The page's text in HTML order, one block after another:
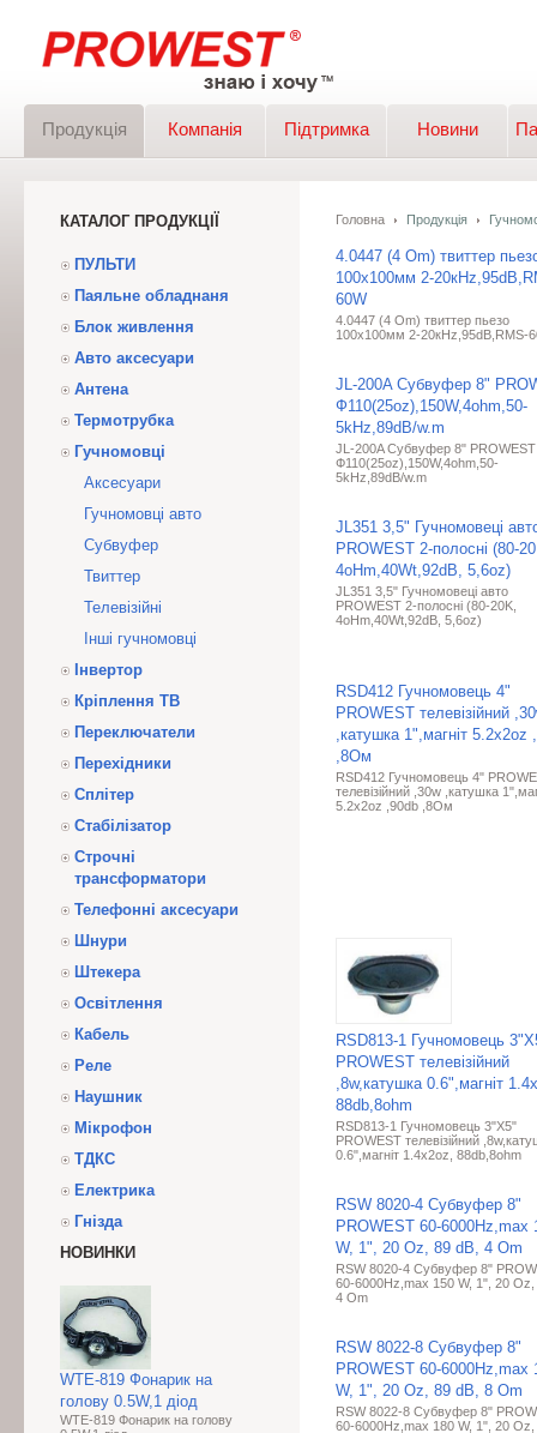
Продукція Компанія Підтримка Новини
КАТАЛОГ ПРОДУКЦІЇ
ПУЛЬТИ
Паяльне обладнаня
Блок живлення
Авто аксесуари
Антена
Термотрубка
Гучномовці
Аксесуари
Гучномовці авто
Субвуфер
Твиттер
Телевізійні
Інші гучномовці
Інвертор
Кріплення ТВ
Переключатели
Перехідники
Сплітер
Стабілізатор
Строчні
трансформатори
Телефонні аксесуари
Шнури
Штекера
Освітлення
Кабель
Реле
Наушник
Мікрофон
ТДКС
Електрика
Гнізда
НОВИНКИ
WTE-819 Фонарик на
голову 0.5W,1 діод
WTE-819 Фонарик на голову
Головна Продукція
4.0447 (4 Om) твиттер
100х100мм 2-
60W
4.0447 (4 Om) твиттер пьезо
100х100мм 2-20кHz,95dB,RMS-
JL-200A Субвуфер 8"
Ф110(25oz),150W,4ohm,50-
5kHz,89dB/w.m
JL-200A Субвуфер 8" PROWEST
Ф110(25oz),150W,4ohm,50-
5kHz,89dB/w.m
JL351 3,5" Гучномовеці
PROWEST 2-полосні (80-
4oHm,40Wt,92dB, 5,6oz)
JL351 3,5" Гучномовеці авто
PROWEST 2-полосні (80-20K,
4oHm,40Wt,92dB, 5,6oz)
RSD412 Гучномовець 4"
PROWEST телевізійний
,катушка 1",магніт 5.2x2oz
,8Ом
RSD412 Гучномовець 4"
телевізійний ,30w ,катушка
5.2x2oz ,90db ,8Ом
RSD813-1 Гучномовець
PROWEST телевізійний
,8w,катушка 0.6",магніт
88db,8ohm
RSD813-1 Гучномовець 3"X5"
PROWEST телевізійний
0.6",магніт 1.4x2oz, 88db,8ohm
RSW 8020-4 Субвуфер 8"
PROWEST 60-6000Hz,max
W, 1", 20 Oz, 89 dB, 4 Om
RSW 8020-4 Субвуфер 8"
60-6000Hz,max 150 W, 1", 20 Oz,
4 Om
RSW 8022-8 Субвуфер 8"
PROWEST 60-6000Hz,max
W, 1", 20 Oz, 89 dB, 8 Om
RSW 8022-8 Субвуфер 8"
60-6000Hz,max 180 W, 1", 20 Oz,